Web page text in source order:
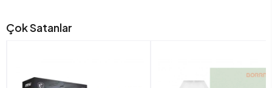
Çok Satanlar